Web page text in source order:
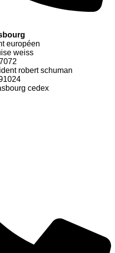
européen
weiss
robert schuman
cedex